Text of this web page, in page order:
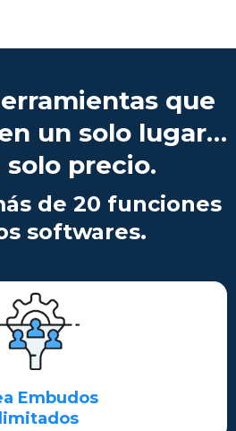
que
un solo lugar…
solo precio.
de 20 funciones
softwares.
Embudos